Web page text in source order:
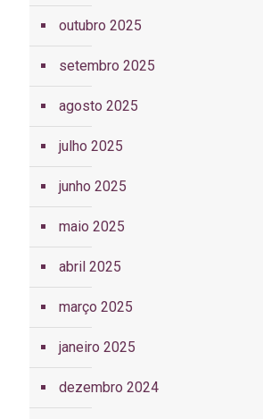
outubro 2025
setembro 2025
agosto 2025
julho 2025
junho 2025
maio 2025
abril 2025
março 2025
janeiro 2025
dezembro 2024